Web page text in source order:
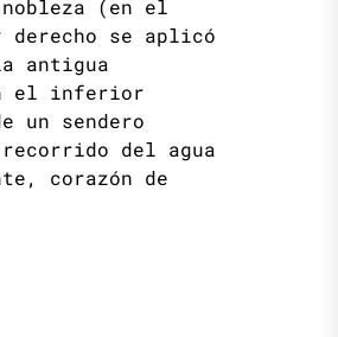
(en el
derecho se aplicó
antigua
el inferior
un sendero
del agua
corazón de